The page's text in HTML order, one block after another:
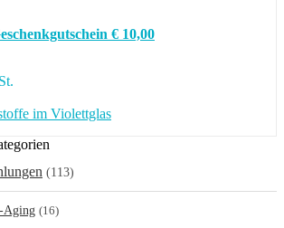
€ 10,00
im Violettglas
(113)
Aging (16)